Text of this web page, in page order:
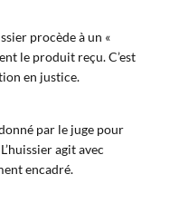
procède à un «
le produit reçu. C’est
en justice.
par le juge pour
agit avec
encadré.